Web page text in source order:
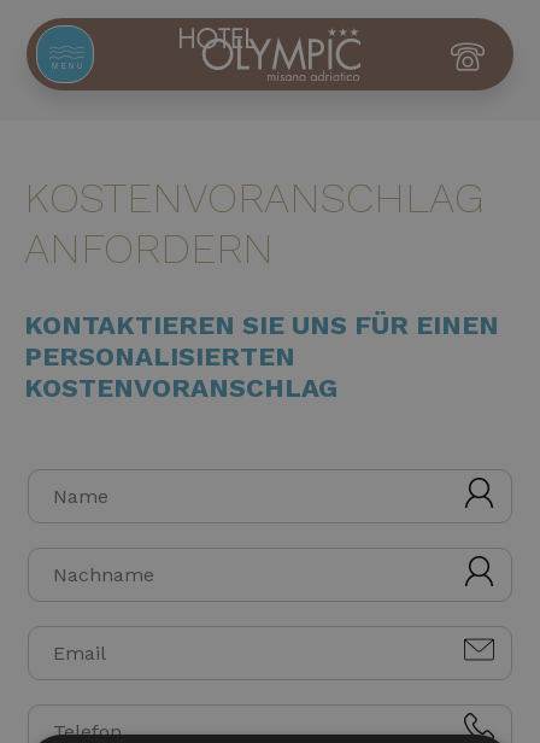
KOSTENVORANSCHLAG
ANFORDERN
KONTAKTIEREN SIE UNS FÜR EINEN
PERSONALISIERTEN
KOSTENVORANSCHLAG